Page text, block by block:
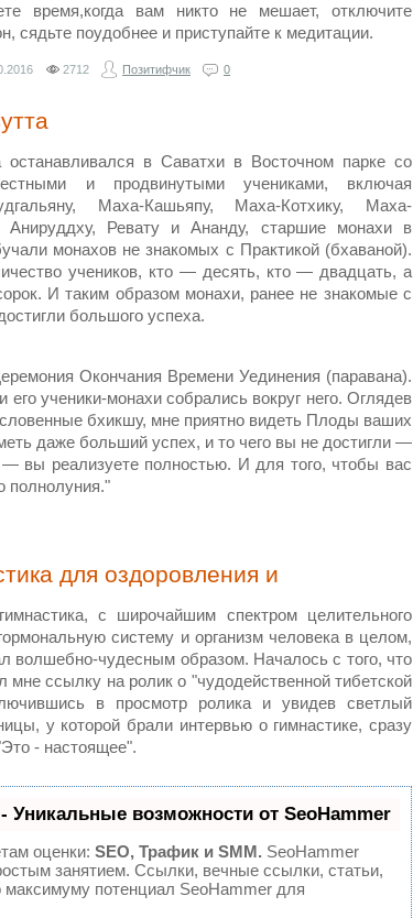
время,когда вам никто не мешает, отключите
сядьте поудобнее и приступайте к медитации.
2712 Позитифчик 0
в Саватхи в Восточном парке со
и продвинутыми учениками, включая
Маха-Кашьяпу, Маха-Котхику, Маха-
Анируддху, Ревату и Ананду, старшие монахи в
монахов не знакомых с Практикой (бхаваной).
учеников, кто — десять, кто — двадцать, а
И таким образом монахи, ранее не знакомые с
большого успеха.
Окончания Времени Уединения (паравана).
ученики-монахи собрались вокруг него. Оглядев
бхикшу, мне приятно видеть Плоды ваших
даже больший успех, и то чего вы не достигли —
вы реализуете полностью. И для того, чтобы вас
полнолуния."
для оздоровления и
с широчайшим спектром целительного
систему и организм человека в целом,
волшебно-чудесным образом. Началось с того, что
мне ссылку на ролик о "чудодейственной тибетской
в просмотр ролика и увидев светлый
у которой брали интервью о гимнастике, сразу
- настоящее".
возможности от SeoHammer
оценки: SEO, Трафик и SMM. SeoHammer
занятием. Ссылки, вечные ссылки, статьи,
потенциал SeoHammer для